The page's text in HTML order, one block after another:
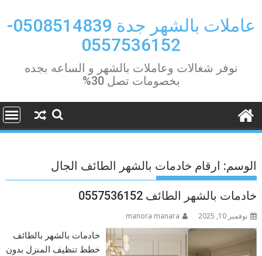
content
عاملات بالشهر جدة 0508514839-
0557536152
نوفر شغالات وعاملات بالشهر و الساعه بجده
بخصومات تصل 30%
الوسم: ارقام خادمات بالشهر الطائف الجال
خادمات بالشهر الطائف 0557536152
نوفمبر 10, 2025 manora manara
خادمات بالشهر بالطائف
خطط تنظيف المنزل بدون